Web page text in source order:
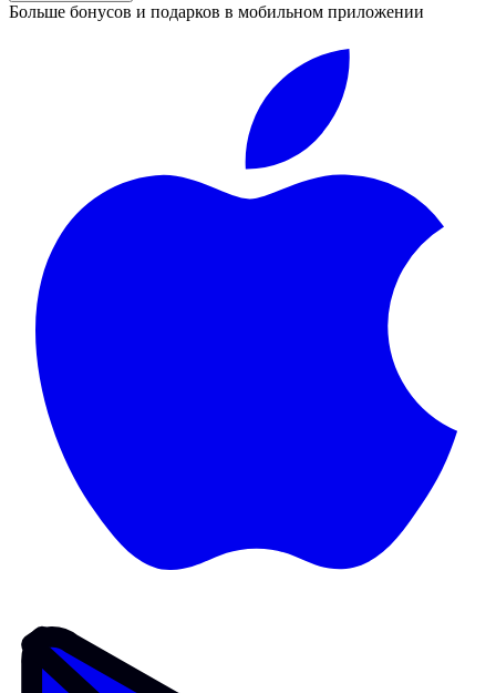
Больше бонусов и подарков в мобильном приложении